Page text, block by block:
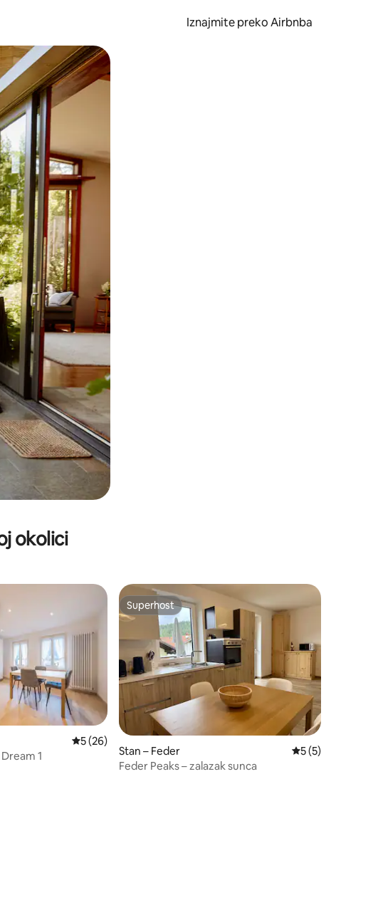
Iznajmite preko Airbnba
ili prelaskom prstom po zaslonu.
okolici
133
s oznakom „Odabrali gosti”
Prosječna ocjena: 5/5, recenzija: 26
5 (26)
1
Superhost
Superhost
Stan – Feder Prosječna
5 (5)
Feder Peaks – zalazak sunca